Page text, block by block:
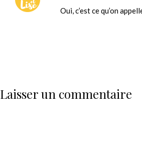
Oui, c’est ce qu’on
Laisser un commentaire